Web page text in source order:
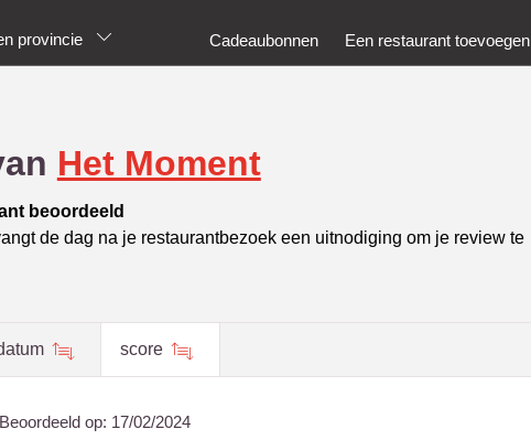
provincie Cadeaubonnen Een restaurant toevoegen
Het Moment
beoordeeld
de dag na je restaurantbezoek een uitnodiging om je review te
score
Beoordeeld op: 17/02/2024